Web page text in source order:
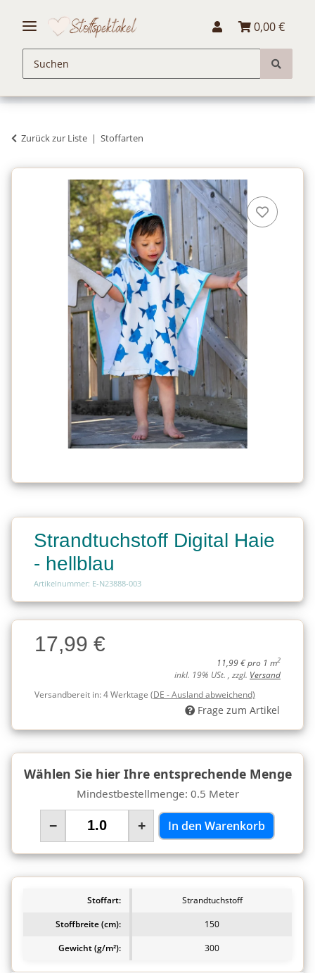
0,00 €
Zurück zur Liste Stoffarten
Strandtuchstoff Digital Haie
- hellblau
Artikelnummer: E-N23888-003
Charge
Charge17,99 €
11,99 € pro 1 m2
inkl. 19% USt. , zzgl. Versand
Versandbereit in:4 Werktage (DE - Ausland abweichend)
Frage zum Artikel
Wählen Sie hier Ihre entsprechende Menge
Mindestbestellmenge: 0.5 Meter
− + In den Warenkorb
Stoffart:
Strandtuchstoff
Stoffbreite (cm):
150
Gewicht (g/m²):
300